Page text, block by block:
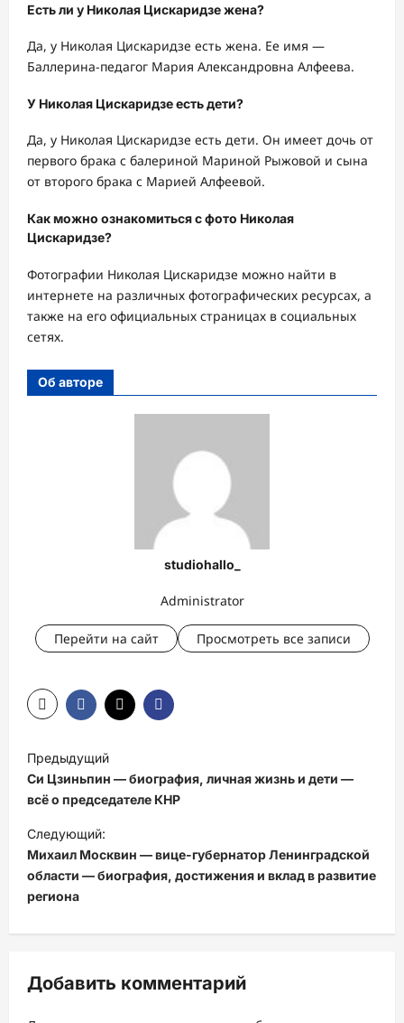
Есть ли у Николая Цискаридзе жена?
Да, у Николая Цискаридзе есть жена. Ее имя —
Баллерина-педагог Мария Александровна Алфеева.
У Николая Цискаридзе есть дети?
Да, у Николая Цискаридзе есть дети. Он имеет дочь от
первого брака с балериной Мариной Рыжовой и сына
от второго брака с Марией Алфеевой.
Как можно ознакомиться с фото Николая
Цискаридзе?
Фотографии Николая Цискаридзе можно найти в
интернете на различных фотографических ресурсах, а
также на его официальных страницах в социальных
сетях.
Об авторе
studiohallo_
Administrator
Перейти на сайт Просмотреть все записи
Н
а
в
и
г
а
я
з
Предыдущий
Си Цзиньпин — биография, личная жизнь и дети —
всё о председателе КНР
Следующий:
Михаил Москвин — вице-губернатор Ленинградской
области — биография, достижения и вклад в развитие
региона
Добавить комментарий